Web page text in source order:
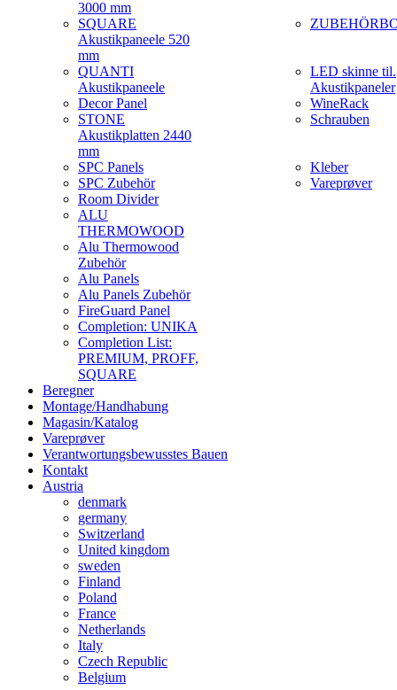
3000 mm
SQUARE
Akustikpaneele 520
mm
QUANTI
Akustikpaneele
Decor Panel
STONE
Akustikplatten 2440
mm
SPC Panels
SPC Zubehör
Room Divider
ALU
THERMOWOOD
Alu Thermowood
Zubehör
Alu Panels
Alu Panels Zubehör
FireGuard Panel
Completion: UNIKA
Completion List:
PREMIUM, PROFF,
SQUARE
LED skinne til.
Akustikpaneler
WineRack
Schrauben
Kleber
Vareprøver
Beregner
Montage/Handhabung
Magasin/Katalog
Vareprøver
Verantwortungsbewusstes Bauen
Kontakt
Austria
denmark
germany
Switzerland
United kingdom
sweden
Finland
Poland
France
Netherlands
Italy
Czech Republic
Belgium